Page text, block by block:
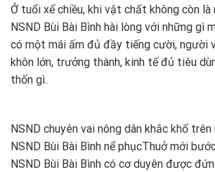
Ở tuổi xế chiều, khi vật chất không còn
NSND Bùi Bài Bình hài lòng với những gì
có một mái ấm đủ đầy tiếng cười, người
khôn lớn, trưởng thành, kinh tế đủ tiêu
thốn gì.
NSND chuyên vai nông dân khắc khổ trên
NSND Bùi Bài Bình nể phụcThuở mới
NSND Bùi Bài Bình có cơ duyên được